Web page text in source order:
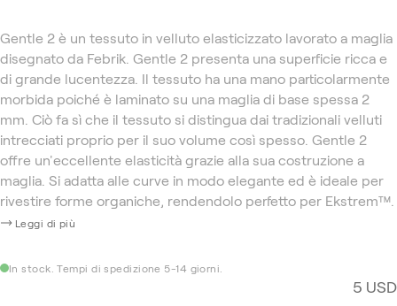
Gentle 2 è un tessuto in velluto elasticizzato lavorato a maglia
disegnato da Febrik. Gentle 2 presenta una superficie ricca e
di grande lucentezza. Il tessuto ha una mano particolarmente
morbida poiché è laminato su una maglia di base spessa 2
mm. Ciò fa sì che il tessuto si distingua dai tradizionali velluti
intrecciati proprio per il suo volume così spesso. Gentle 2
offre un'eccellente elasticità grazie alla sua costruzione a
maglia. Si adatta alle curve in modo elegante ed è ideale per
rivestire forme organiche, rendendolo perfetto per Ekstrem™.
Leggi di più
In stock. Tempi di spedizione 5-14 giorni.
5 USD